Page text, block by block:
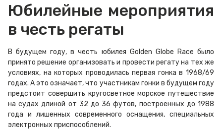
Юбилейные мероприятия
в честь регаты
В будущем году, в честь юбилея Golden Globe Race было
принято решение организовать и провести регату на тех же
условиях, на которых проводилась первая гонка в 1968/69
годах. А это означает, что участникам гонки в будущем году
предстоит совершить кругосветное морское путешествие
на судах длиной от 32 до 36 футов, построенных до 1988
года и лишенных современного оснащения, специальных
электронных приспособлений.